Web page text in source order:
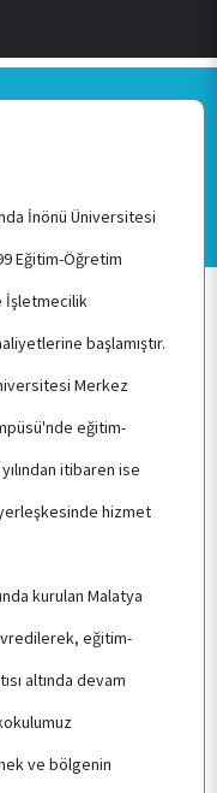
İnönü Üniversitesi
Eğitim-Öğretim
İşletmecilik
başlamıştır.
Merkez
eğitim-
itibaren ise
yerleşkesinde hizmet
kurulan Malatya
eğitim-
altında devam
ve bölgenin